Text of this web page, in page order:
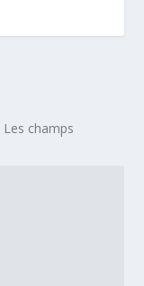
Les champs